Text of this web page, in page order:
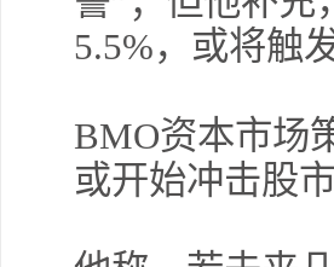
5.5%，或将触
BMO资本市场
或开始冲击股市